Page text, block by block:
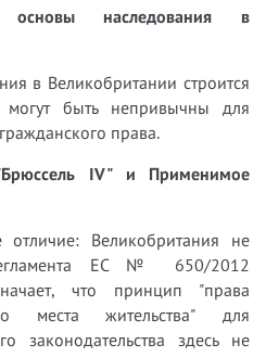
наследования в
в Великобритании строится
быть непривычны для
права.
"Брюссель IV" и Применимое
Великобритания не
ЕС № 650/2012
что принцип "права
места жительства" для
законодательства здесь не